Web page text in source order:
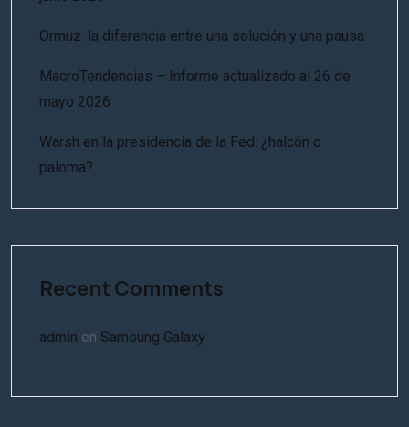
Ormuz: la diferencia entre una solución y una pausa
MacroTendencias – Informe actualizado al 26 de
mayo 2026
Warsh en la presidencia de la Fed: ¿halcón o
paloma?
Recent Comments
admin en Samsung Galaxy